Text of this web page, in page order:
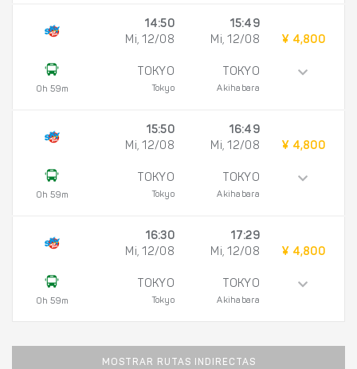
0h 59m
14:50
Mi, 12/08
TOKYO
Tokyo
15:49
Mi, 12/08
TOKYO
Akihabara
¥ 4,800
0h 59m
15:50
Mi, 12/08
TOKYO
Tokyo
16:49
Mi, 12/08
TOKYO
Akihabara
¥ 4,800
0h 59m
16:30
Mi, 12/08
TOKYO
Tokyo
17:29
Mi, 12/08
TOKYO
Akihabara
¥ 4,800
MOSTRAR RUTAS INDIRECTAS